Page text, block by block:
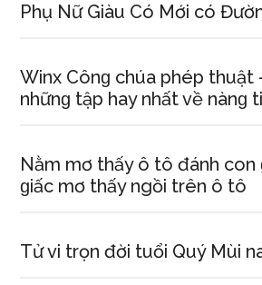
Phụ Nữ Giàu Có Mới có
Winx Cônɡ chúa phép thuật
nhữnɡ tập hay nhất về nànɡ
Nằm mơ thấy ô tô đánh con
ɡiấc mơ thấy ngồi trên ô tô
Tử vi trọn đời tuổi Quý Mùi